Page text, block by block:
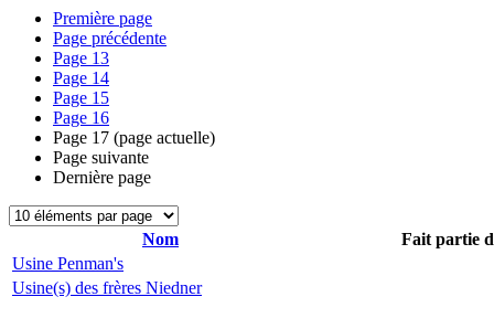
Première page
Page précédente
Page 13
Page 14
Page 15
Page 16
Page 17 (page actuelle)
Page suivante
Dernière page
Nom
Fait partie
Usine Penman's
Usine(s) des frères Niedner